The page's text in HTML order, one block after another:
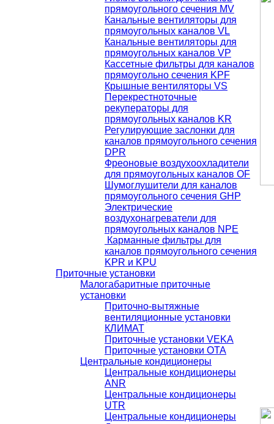
прямоугольного сечения MV
Канальные вентиляторы для
прямоугольных каналов VL
Канальные вентиляторы для
прямоугольных каналов VP
Кассетные фильтры для каналов
прямоугольно сечения KPF
Крышные вентиляторы VS
Перекрестноточные
рекуператоры для
прямоугольных каналов KR
Регулирующие заслонки для
каналов прямоугольного сечения
DРR
Фреоновые воздухоохладители
для прямоугольных каналов OF
Шумоглушители для каналов
прямоугольного сечения GHР
Электрические
воздухонагреватели для
прямоугольных каналов NPE
Карманные фильтры для
каналов прямоугольного сечения
KPR и KPU
Приточные установки
Малогабаритные приточные
установки
Приточно-вытяжные
вентиляционные установки
КЛИМАТ
Приточные установки VEKA
Приточные установки ОТА
Центральные кондиционеры
Центральные кондиционеры
ANR
Центральные кондиционеры
UTR
Центральные кондиционеры